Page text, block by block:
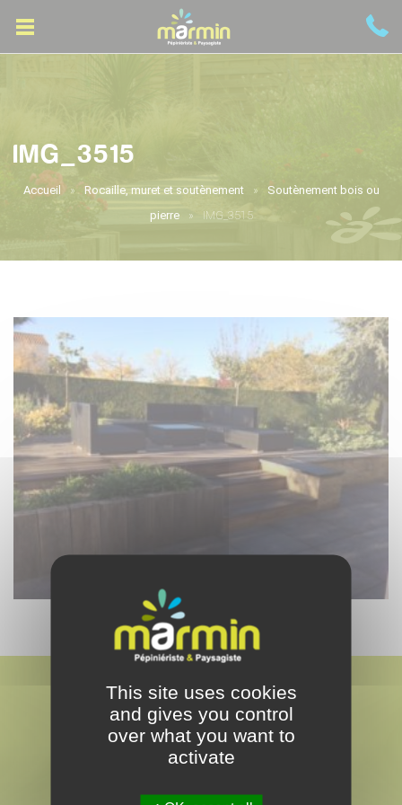
IMG_3515
Accueil Rocaille, muret et soutènement
Soutènement bois ou
pierre
IMG_3515
This site uses cookies
and gives you control
over what you want to
activate